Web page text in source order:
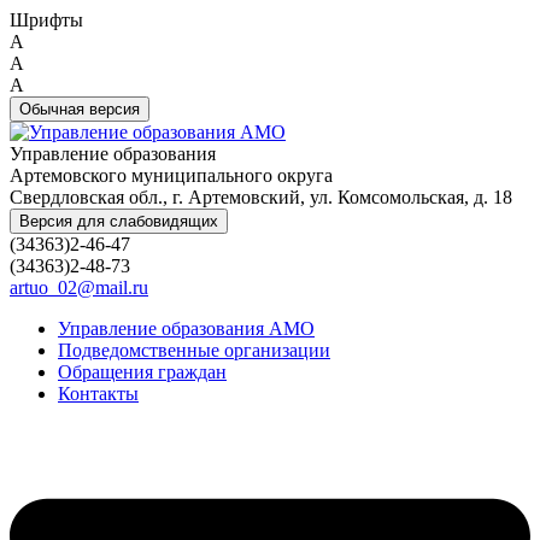
Шрифты
A
A
A
Обычная версия
Управление образования
Артемовского муниципального округа
Свердловская обл., г. Артемовский, ул. Комсомольская, д. 18
Версия для слабовидящих
(34363)2-46-47
(34363)2-48-73
artuo_02@mail.ru
Управление образования АМО
Подведомственные организации
Обращения граждан
Контакты